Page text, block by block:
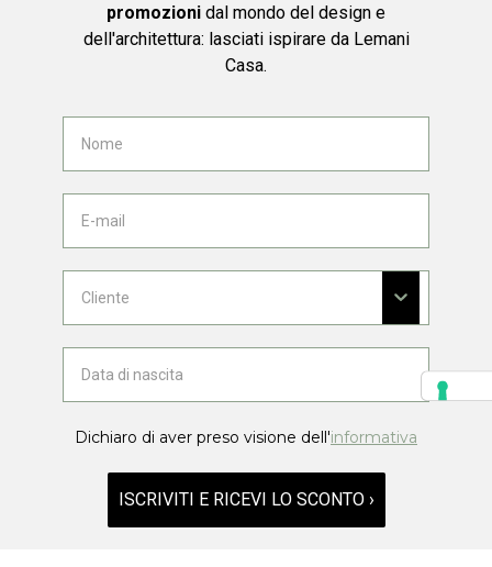
promozioni dal mondo del design e
dell'architettura: lasciati ispirare da Lemani
Casa.
Dichiaro di aver preso visione dell'informativa
ISCRIVITI E RICEVI LO SCONTO ›